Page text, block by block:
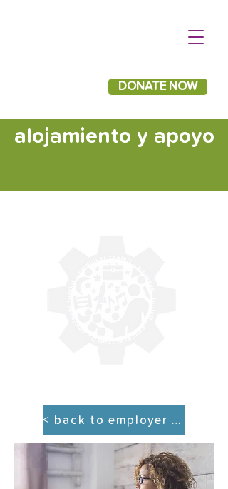
DONATE NOW
alojamiento y apoyo
< back to employer tool kit